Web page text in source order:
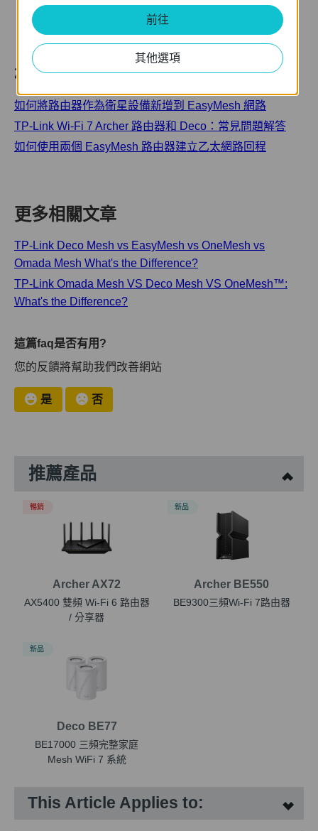
相關 FAQ
如何將路由器作為衛星設備新增到 EasyMesh 網路
TP-Link Wi-Fi 7 Archer 路由器和 Deco：常見問題解答
如何使用兩個 EasyMesh 路由器建立乙太網路回程
更多相關文章
TP-Link Deco Mesh vs EasyMesh vs OneMesh vs
Omada Mesh What's the Difference?
TP-Link Omada Mesh VS Deco Mesh VS OneMesh™:
What's the Difference?
這篇faq是否有用?
您的反饋將幫助我們改善網站
是 否
推薦產品
Archer AX72
AX5400 雙頻 Wi-Fi 6 路由器
/ 分享器
暢銷
Archer BE550
BE9300三頻Wi-Fi 7路由器
新品
Deco BE77
BE17000 三頻完整家庭
Mesh WiFi 7 系統
新品
This Article Applies to:
前往
其他選項